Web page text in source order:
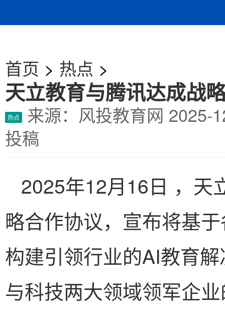
首页 > 热点 >
天立教育与腾讯达成战
热点 来源：风投教育网 2025-
投稿
2025年12月16日 ，天
略合作协议，宣布将基
构建引领行业的AI教育
与科技两大领域领军企